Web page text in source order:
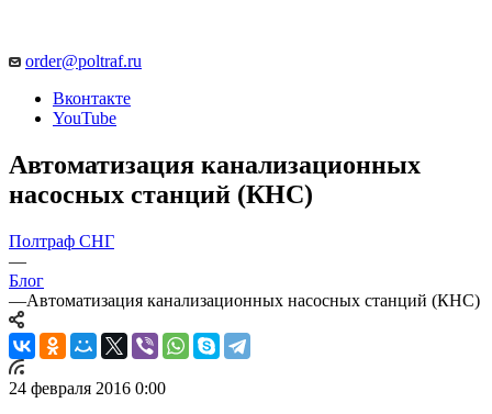
order@poltraf.ru
Вконтакте
YouTube
Автоматизация канализационных
насосных станций (КНС)
Полтраф СНГ
—
Блог
—Автоматизация канализационных насосных станций (КНС)
24 февраля 2016 0:00